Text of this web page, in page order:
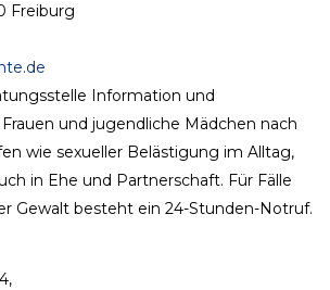
Freiburg
Information und
und jugendliche Mädchen nach
wie sexueller Belästigung im Alltag,
in Ehe und Partnerschaft. Für Fälle
Gewalt besteht ein 24-Stunden-Notruf.